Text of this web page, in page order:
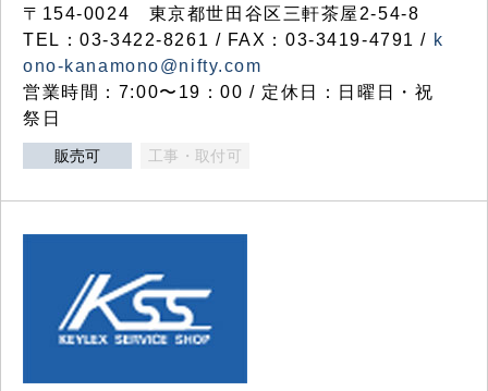
〒154-0024 東京都世田谷区三軒茶屋2-54-8
TEL：03-3422-8261 / FAX：03-3419-4791 / k
ono-kanamono@nifty.com
営業時間：7:00〜19：00 / 定休日：日曜日・祝
祭日
販売可 工事・取付可